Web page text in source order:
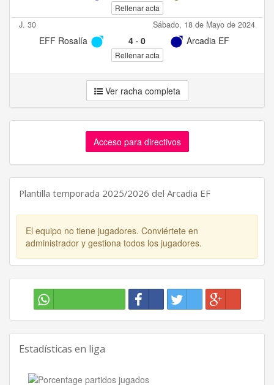
Rellenar acta
J. 30 Sábado, 18 de Mayo de 2024
EFF Rosalía 4· 0 Arcadia EF
Rellenar acta
Ver racha completa
Acceso para directivos
Plantilla temporada 2025/2026 del Arcadia EF
El equipo no tiene jugadores. Conviértete en
administrador y gestiona todos los jugadores.
Estadísticas en liga